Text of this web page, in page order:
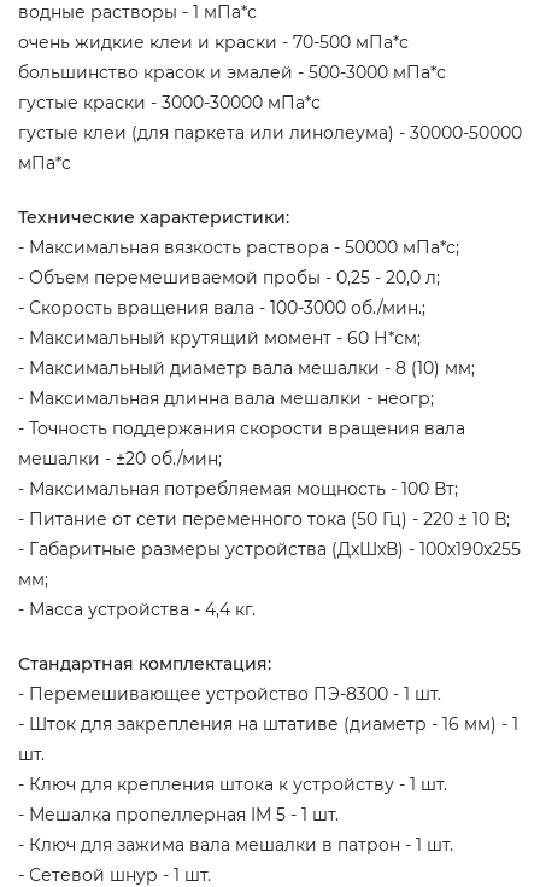
водные растворы - 1 мПа*с
очень жидкие клеи и краски - 70-500 мПа*с
большинство красок и эмалей - 500-3000 мПа*с
густые краски - 3000-30000 мПа*с
густые клеи (для паркета или линолеума) - 30000-50000
мПа*с
Технические характеристики:
- Максимальная вязкость раствора - 50000 мПа*с;
- Объем перемешиваемой пробы - 0,25 - 20,0 л;
- Скорость вращения вала - 100-3000 об./мин.;
- Максимальный крутящий момент - 60 Н*см;
- Максимальный диаметр вала мешалки - 8 (10) мм;
- Максимальная длинна вала мешалки - неогр;
- Точность поддержания скорости вращения вала
мешалки - ±20 об./мин;
- Максимальная потребляемая мощность - 100 Вт;
- Питание от сети переменного тока (50 Гц) - 220 ± 10 В;
- Габаритные размеры устройства (ДхШхВ) - 100х190х255
мм;
- Масса устройства - 4,4 кг.
Стандартная комплектация:
- Перемешивающее устройство ПЭ-8300 - 1 шт.
- Шток для закрепления на штативе (диаметр - 16 мм) - 1
шт.
- Ключ для крепления штока к устройству - 1 шт.
- Мешалка пропеллерная IM 5 - 1 шт.
- Ключ для зажима вала мешалки в патрон - 1 шт.
- Сетевой шнур - 1 шт.